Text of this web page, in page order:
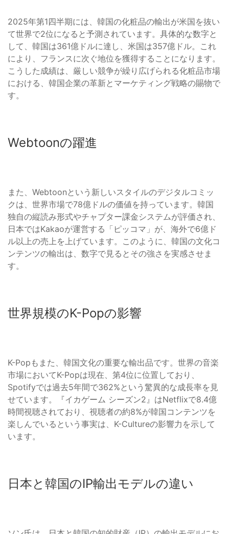
2025年第1四半期には、韓国の化粧品の輸出が米国を抜い
て世界で2位になると予測されています。具体的な数字と
して、韓国は361億ドルに達し、米国は357億ドル。これ
により、フランスに次ぐ地位を獲得することになります。
こうした成績は、厳しい競争が繰り広げられる化粧品市場
における、韓国企業の革新とマーケティング戦略の賜物で
す。
Webtoonの躍進
また、Webtoonという新しいスタイルのデジタルコミッ
クは、世界市場で78億ドルの価値を持っています。韓国
独自の縦読み形式やチャプター課金システムが評価され、
日本ではKakaoが運営する「ピッコマ」が、海外で6億ド
ル以上の売上を上げています。このように、韓国の文化コ
ンテンツの輸出は、数字で見るとその強さを実感させま
す。
世界規模のK-Popの影響
K-Popもまた、韓国文化の重要な輸出品です。世界の音楽
市場においてK-Popは現在、第4位に位置しており、
Spotifyでは過去5年間で362%という驚異的な成長率を見
せています。『イカゲーム シーズン2』はNetflixで8.4億
時間視聴されており、視聴者の約8%が韓国コンテンツを
楽しんでいるという事実は、K-Cultureの影響力を示して
います。
日本と韓国のIP輸出モデルの違い